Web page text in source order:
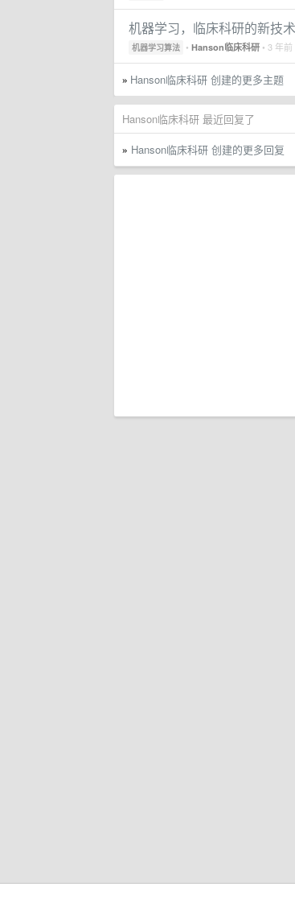
机器学习，临床科研的新技
机器学习算法 • Hanson临床科研 • 3 年前
» Hanson临床科研 创建的更多主题
Hanson临床科研 最近回复了
» Hanson临床科研 创建的更多回复